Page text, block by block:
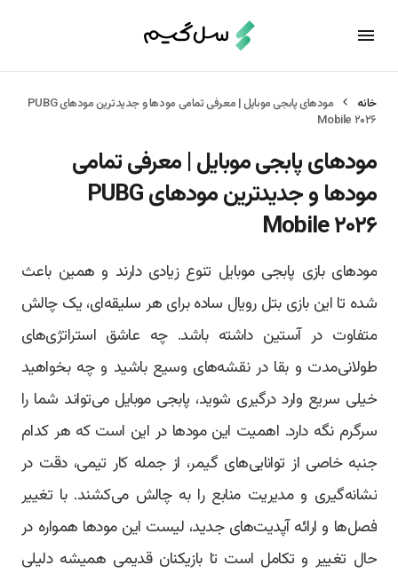
خانه
مودهای پابجی موبایل | معرفی تمامی مودها و جدیدترین مودهای PUBG
Mobile ۲۰۲۶
مودهای پابجی موبایل | معرفی تمامی
مودها و جدیدترین مودهای PUBG
Mobile ۲۰۲۶
مودهای بازی پابجی موبایل تنوع زیادی دارند و همین باعث
شده تا این بازی بتل رویال ساده برای هر سلیقه‌ای، یک چالش
متفاوت در آستین داشته باشد. چه عاشق استراتژی‌های
طولانی‌مدت و بقا در نقشه‌های وسیع باشید و چه بخواهید
خیلی سریع وارد درگیری شوید، پابجی موبایل می‌تواند شما را
سرگرم نگه دارد. اهمیت این مودها در این است که هر کدام
جنبه خاصی از توانایی‌های گیمر، از جمله کار تیمی، دقت در
نشانه‌گیری و مدیریت منابع را به چالش می‌کشند. با تغییر
فصل‌ها و ارائه آپدیت‌های جدید، لیست این مودها همواره در
حال تغییر و تکامل است تا بازیکنان قدیمی همیشه دلیلی